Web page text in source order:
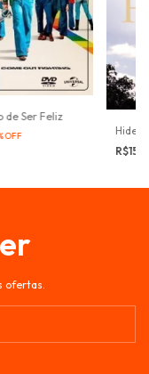
de Ser Feliz
OFF
Hide
ofertas.